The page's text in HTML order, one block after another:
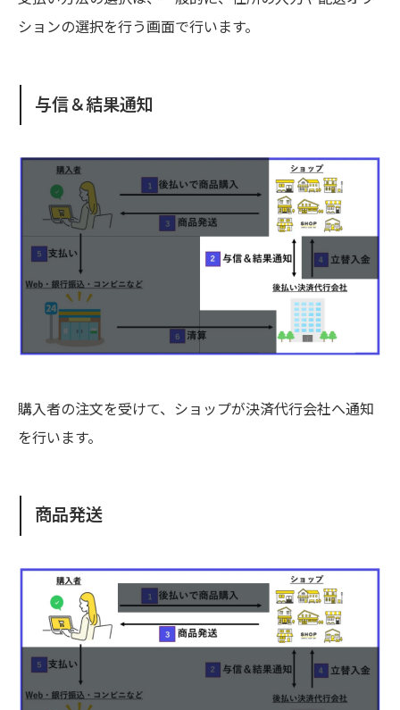
ションの選択を行う画面で行います。
与信＆結果通知
購入者の注文を受けて、ショップが決済代行会社へ通知
を行います。
商品発送